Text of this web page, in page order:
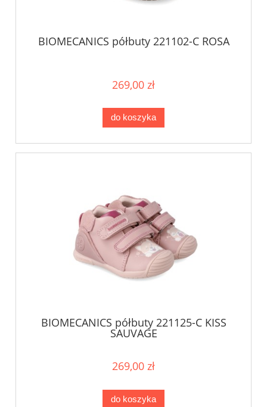
BIOMECANICS półbuty 221102-C ROSA
269,00 zł
do koszyka
BIOMECANICS półbuty 221125-C KISS
SAUVAGE
269,00 zł
do koszyka